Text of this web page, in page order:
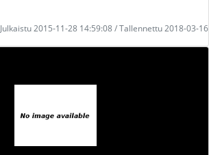
Julkaistu 2015-11-28 14:59:08 / Tallennettu 2018-03-16